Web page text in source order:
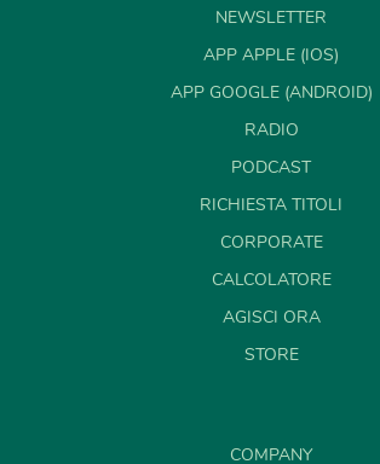
NEWSLETTER
APP APPLE (IOS)
APP GOOGLE (ANDROID)
RADIO
PODCAST
RICHIESTA TITOLI
CORPORATE
CALCOLATORE
AGISCI ORA
STORE
COMPANY